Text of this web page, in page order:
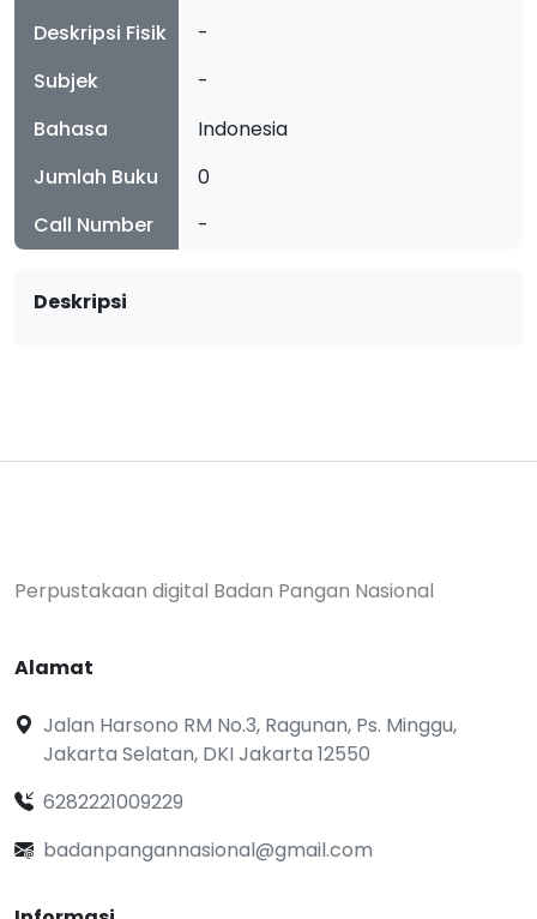
Deskripsi Fisik
-
Subjek
-
Bahasa
Indonesia
Jumlah Buku
0
Call Number
-
Deskripsi
Perpustakaan digital Badan Pangan Nasional
Alamat
Jalan Harsono RM No.3, Ragunan, Ps. Minggu,
Jakarta Selatan, DKI Jakarta 12550
6282221009229
badanpangannasional@gmail.com